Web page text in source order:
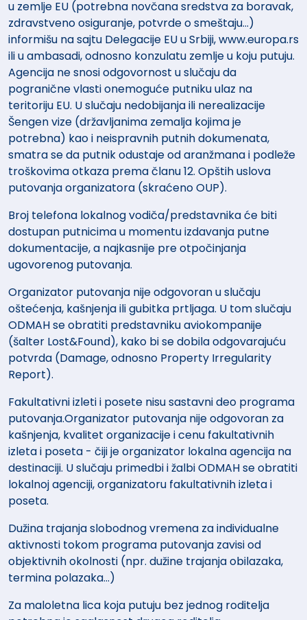
u zemlje EU (potrebna novčana sredstva za boravak,
zdravstveno osiguranje, potvrde o smeštaju...)
informišu na sajtu Delegacije EU u Srbiji, www.europa.rs
ili u ambasadi, odnosno konzulatu zemlje u koju putuju.
Agencija ne snosi odgovornost u slučaju da
pogranične vlasti onemoguće putniku ulaz na
teritoriju EU. U slučaju nedobijanja ili nerealizacije
Šengen vize (državljanima zemalja kojima je
potrebna) kao i neispravnih putnih dokumenata,
smatra se da putnik odustaje od aranžmana i podleže
troškovima otkaza prema članu 12. Opštih uslova
putovanja organizatora (skraćeno OUP).
Broj telefona lokalnog vodiča/predstavnika će biti
dostupan putnicima u momentu izdavanja putne
dokumentacije, a najkasnije pre otpočinjanja
ugovorenog putovanja.
Organizator putovanja nije odgovoran u slučaju
oštećenja, kašnjenja ili gubitka prtljaga. U tom slučaju
ODMAH se obratiti predstavniku aviokompanije
(šalter Lost&Found), kako bi se dobila odgovarajuću
potvrda (Damage, odnosno Property Irregularity
Report).
Fakultativni izleti i posete nisu sastavni deo programa
putovanja.Organizator putovanja nije odgovoran za
kašnjenja, kvalitet organizacije i cenu fakultativnih
izleta i poseta - čiji je organizator lokalna agencija na
destinaciji. U slučaju primedbi i žalbi ODMAH se obratiti
lokalnoj agenciji, organizatoru fakultativnih izleta i
poseta.
Dužina trajanja slobodnog vremena za individualne
aktivnosti tokom programa putovanja zavisi od
objektivnih okolnosti (npr. dužine trajanja obilazaka,
termina polazaka...)
Za maloletna lica koja putuju bez jednog roditelja